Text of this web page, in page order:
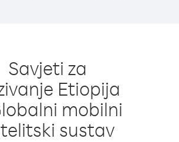
Savjeti za
Etiopija
mobilni
sustav